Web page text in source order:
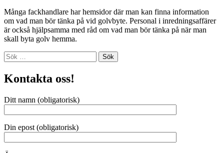
Många fackhandlare har hemsidor där man kan finna information
om vad man bör tänka på vid golvbyte. Personal i inredningsaffärer
är också hjälpsamma med råd om vad man bör tänka på när man
skall byta golv hemma.
Sök
efter:
Kontakta oss!
Ditt namn (obligatorisk)
Din epost (obligatorisk)